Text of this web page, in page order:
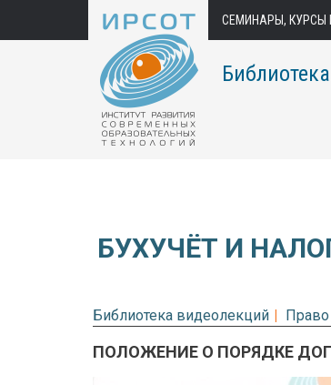
СЕМИНАРЫ, КУРСЫ
БУХУЧЁТ И
Библиотека видеолекций Право
ПОЛОЖЕНИЕ О ПОРЯДКЕ